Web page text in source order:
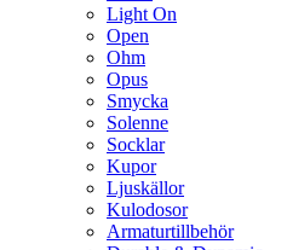
Light On
Open
Ohm
Opus
Smycka
Solenne
Socklar
Kupor
Ljuskällor
Kulodosor
Armaturtillbehör